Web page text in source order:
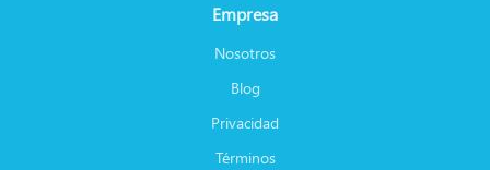
Empresa
Nosotros
Blog
Privacidad
Términos